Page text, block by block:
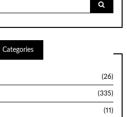
Categories
(26)
(335)
(11)